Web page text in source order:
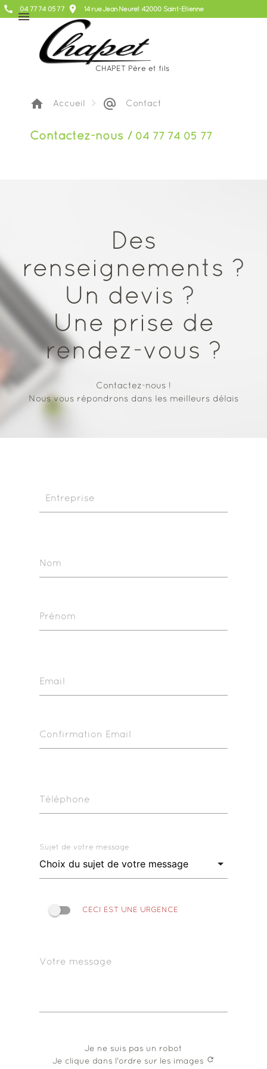
call 04 77 74 05 77 place 14 rue Jean Neuret 42000 Saint-Etienne
menu
CHAPET Père et fils
home Accueil > alternate_email Contact
Contactez-nous / 04 77 74 05 77
Des
renseignements ?
Un devis ?
Une prise de
rendez-vous ?
Contactez-nous !
Nous vous répondrons dans les meilleurs délais
Entreprise
Nom
Prénom
Email
Confirmation Email
Téléphone
Sujet de votre message
CECI EST UNE URGENCE
Votre message
Je ne suis pas un robot
Je clique dans l'ordre sur les images refresh